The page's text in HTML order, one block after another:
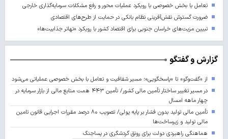
تعامل با بخش خصوصی با رویکرد عملیات محور و رفع مشکلات سرمایه‌گذاری خارجی
ضرورت گسترش نقش‌آفرینی نظام بانکی در حمایت از طرح‌های اقتصادی
تبیین مزیت‌های خراسان جنوبی برای اقتصاد کشور با رویکرد «تهاتر جذابیت‌ها»
گزارش و گفتگو
از «گفت‌وگو» تا «پاسخگویی»؛ مسیر شفافیت و تعامل با بخش خصوصی عملیاتی می‌شود
در مسیر تغییر ساختار تأمین مالی کشور/ تأمین ۴۴۳ همت منابع مالی از بازار سرمایه در
چهار ماهه امسال
تأمین مالی تولید بدون فشار بر پایه پولی/ تصویب ۸۰ درصد مقررات اجرایی قانون تامین
مالی تولید و زیرساخت‌ها
هماهنگی راهبردی دولت برای رونق گردشگری در پساجنگ